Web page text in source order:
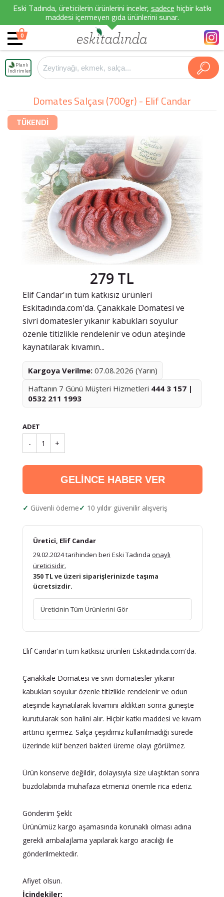
Eski Tadında, üreticilerin ürünlerini inceler,sadecehiçbir katkı
maddesi içermeyen gıda ürünlerini sunar.
0
Planlı
İndirimler
Domates Salçası (700gr) - Elif Candar
TÜKENDİ
279 TL
Elif Candar'ın tüm katkısız ürünleri
Eskitadında.com'da. Çanakkale Domatesi ve
sivri domatesler yıkanır kabukları soyulur
özenle titizlikle rendelenir ve odun ateşinde
kaynatılarak kıvamın...
Kargoya Verilme: 07.08.2026 (Yarın)
Haftanın 7 Günü Müşteri Hizmetleri 444 3 157 |
0532 211 1993
ADET
- 1 +
GELİNCE HABER VER
Güvenli ödeme 10 yıldır güvenilir alışveriş
Üretici, Elif Candar
29.02.2024 tarihinden beri Eski Tadında onaylı
üreticisidir.
350 TL ve üzeri siparişlerinizde taşıma
ücretsizdir.
Üreticinin Tüm Ürünlerini Gör
Elif Candar'ın tüm katkısız ürünleri Eskitadında.com'da.
Çanakkale Domatesi ve sivri domatesler yıkanır
kabukları soyulur özenle titizlikle rendelenir ve odun
ateşinde kaynatılarak kıvamını aldıktan sonra güneşte
kurutularak son halini alır. Hiçbir katkı maddesi ve kıvam
arttırıcı içermez. Salça çeşidimiz kullanılmadığı sürede
üzerinde küf benzeri bakteri üreme olayı görülmez.
Ürün konserve değildir, dolayısıyla size ulaştıktan sonra
buzdolabında muhafaza etmenizi önemle rica ederiz.
Gönderim Şekli:
Ürünümüz kargo aşamasında korunaklı olması adına
gerekli ambalajlama yapılarak kargo aracılığı ile
gönderilmektedir.
Afiyet olsun.
İçindekiler: